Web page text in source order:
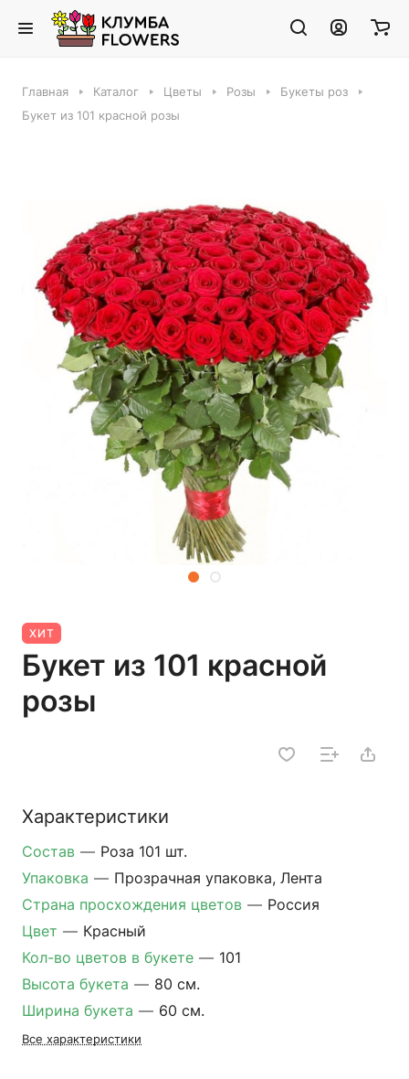
Главная Каталог Цветы Розы
Букеты роз
Букет из 101 красной розы
ХИТ
Букет из 101 красной
розы
Характеристики
Состав — Роза 101 шт.
Упаковка — Прозрачная упаковка, Лента
Страна просхождения цветов — Россия
Цвет — Красный
Кол-во цветов в букете — 101
Высота букета — 80 см.
Ширина букета — 60 см.
Все характеристики